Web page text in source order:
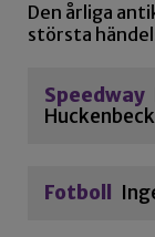
Den årliga
största
Speedway
Fotboll